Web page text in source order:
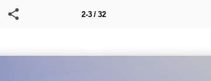
2-3 / 32